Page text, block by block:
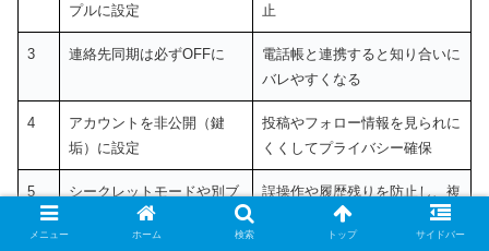
プルに設定
止
3 連絡先同期は必ずOFFに
電話帳と連携すると知り合いに
バレやすくなる
4
アカウントを非公開（鍵
垢）に設定
投稿やフォロー情報を見られに
くくしてプライバシー確保
5
シークレットモードや別ブ
ラウザを使い分ける
誤操作や履歴残りを防止し、複
数アカウント管理も楽に
メニュー ホーム 検索 トップ サイドバー